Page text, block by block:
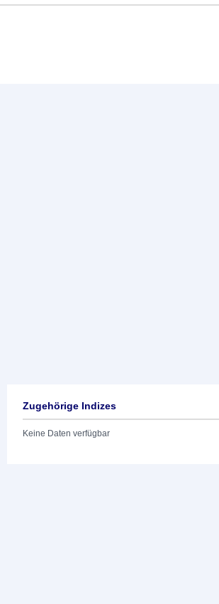
Zugehörige Indizes
Keine Daten verfügbar